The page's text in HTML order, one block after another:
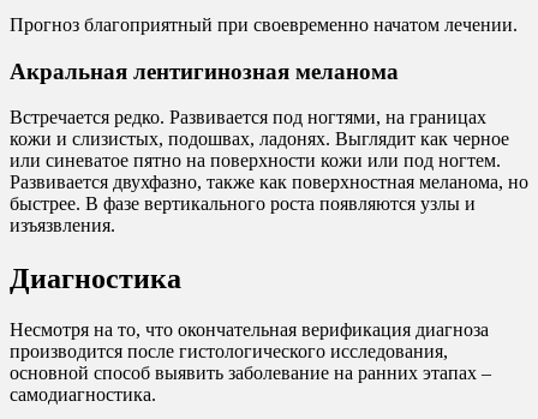
Прогноз благоприятный при своевременно начатом лечении.
Акральная лентигинозная меланома
Встречается редко. Развивается под ногтями, на границах
кожи и слизистых, подошвах, ладонях. Выглядит как черное
или синеватое пятно на поверхности кожи или под ногтем.
Развивается двухфазно, также как поверхностная меланома, но
быстрее. В фазе вертикального роста появляются узлы и
изъязвления.
Диагностика
Несмотря на то, что окончательная верификация диагноза
производится после гистологического исследования,
основной способ выявить заболевание на ранних этапах –
самодиагностика.